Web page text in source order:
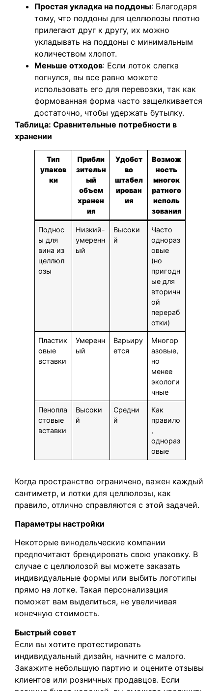
Простая укладка на поддоны: Благодаря
тому, что поддоны для целлюлозы плотно
прилегают друг к другу, их можно
укладывать на поддоны с минимальным
количеством хлопот.
Меньше отходов: Если лоток слегка
погнулся, вы все равно можете
использовать его для перевозки, так как
формованная форма часто защелкивается
достаточно, чтобы удержать бутылку.
Таблица: Сравнительные потребности в
хранении
Тип
упаков
ки
Прибли
зительн
ый
объем
хранен
ия
Удобст
во
штабел
ирован
ия
Возмож
ность
многок
ратного
исполь
зования
Поднос
ы для
вина из
целлюл
озы
Низкий-
умеренн
ый
Высоки
й
Часто
однораз
овые
(но
пригодн
ые для
вторичн
ой
перераб
отки)
Пластик
овые
вставки
Умеренн
ый
Варьиру
ется
Многор
азовые,
но
менее
экологи
чные
Пенопла
стовые
вставки
Высоки
й
Средни
й
Как
правило
,
однораз
овые
Когда пространство ограничено, важен каждый
сантиметр, и лотки для целлюлозы, как
правило, отлично справляются с этой задачей.
Параметры настройки
Некоторые винодельческие компании
предпочитают брендировать свою упаковку. В
случае с целлюлозой вы можете заказать
индивидуальные формы или выбить логотипы
прямо на лотке. Такая персонализация
поможет вам выделиться, не увеличивая
конечную стоимость.
Быстрый совет
Если вы хотите протестировать
индивидуальный дизайн, начните с малого.
Закажите небольшую партию и оцените отзывы
клиентов или розничных продавцов. Если